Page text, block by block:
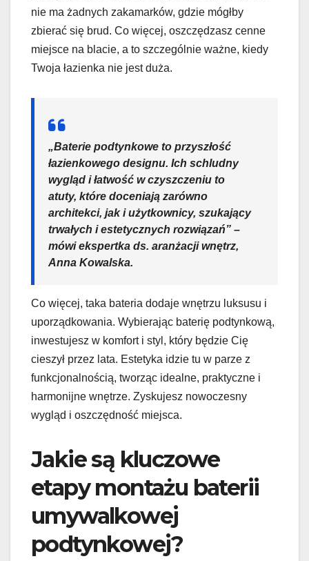
nie ma żadnych zakamarków, gdzie mógłby
zbierać się brud. Co więcej, oszczędzasz cenne
miejsce na blacie, a to szczególnie ważne, kiedy
Twoja łazienka nie jest duża.
„Baterie podtynkowe to przyszłość
łazienkowego designu. Ich schludny
wygląd i łatwość w czyszczeniu to
atuty, które doceniają zarówno
architekci, jak i użytkownicy, szukający
trwałych i estetycznych rozwiązań” –
mówi ekspertka ds. aranżacji wnętrz,
Anna Kowalska.
Co więcej, taka bateria dodaje wnętrzu luksusu i
uporządkowania. Wybierając baterię podtynkową,
inwestujesz w komfort i styl, który będzie Cię
cieszył przez lata. Estetyka idzie tu w parze z
funkcjonalnością, tworząc idealne, praktyczne i
harmonijne wnętrze. Zyskujesz nowoczesny
wygląd i oszczędność miejsca.
Jakie są kluczowe
etapy montażu baterii
umywalkowej
podtynkowej?